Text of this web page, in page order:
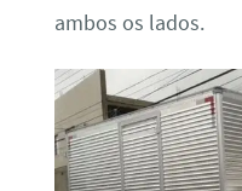
ambos os lados.